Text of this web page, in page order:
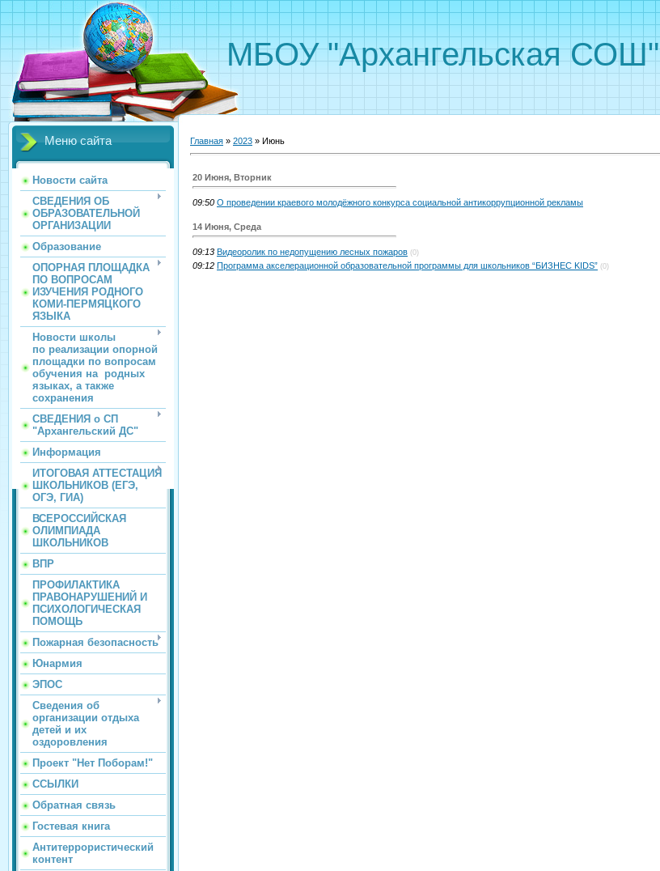
МБОУ "Архангельская СОШ"
Меню сайта
Новости сайта
СВЕДЕНИЯ ОБ
ОБРАЗОВАТЕЛЬНОЙ
ОРГАНИЗАЦИИ
Образование
ОПОРНАЯ ПЛОЩАДКА
ПО ВОПРОСАМ
ИЗУЧЕНИЯ РОДНОГО
КОМИ-ПЕРМЯЦКОГО
ЯЗЫКА
Новости школы
по реализации опорной
площадки по вопросам
обучения на родных
языках, а также
сохранения
СВЕДЕНИЯ о СП
"Архангельский ДС"
Информация
ИТОГОВАЯ АТТЕСТАЦИЯ
ШКОЛЬНИКОВ (ЕГЭ,
ОГЭ, ГИА)
ВСЕРОССИЙСКАЯ
ОЛИМПИАДА
ШКОЛЬНИКОВ
ВПР
ПРОФИЛАКТИКА
ПРАВОНАРУШЕНИЙ И
ПСИХОЛОГИЧЕСКАЯ
ПОМОЩЬ
Пожарная безопасность
Юнармия
ЭПОС
Сведения об
организации отдыха
детей и их
оздоровления
Проект "Нет Поборам!"
ССЫЛКИ
Обратная связь
Гостевая книга
Антитеррористический
контент
Главная » 2023 » Июнь
20 Июня, Вторник
09:50 О проведении краевого молодёжного конкурса социальной антикоррупционной рекламы
14 Июня, Среда
09:13 Видеоролик по недопущению лесных пожаров (0)
09:12 Программа акселерационной образовательной программы для школьников “БИЗНЕС KIDS” (0)